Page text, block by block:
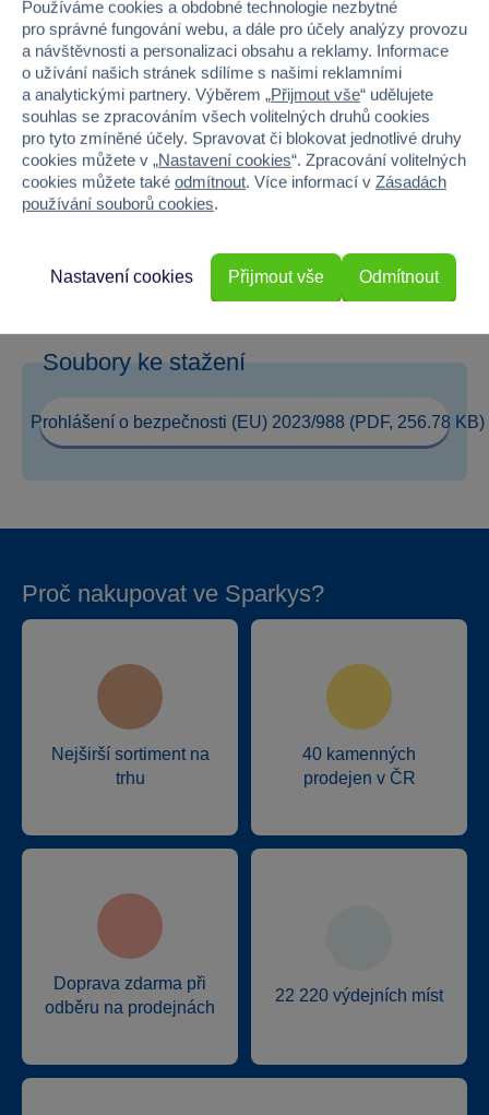
Věk od 3
Pohlaví HOLKA, KLUK
Šířka 6
Výška 12.8
Hmotnost v gramech 0
Soubory ke stažení
Prohlášení o bezpečnosti (EU) 2023/988 (PDF, 256.78 KB)
Proč nakupovat ve Sparkys?
Nejširší sortiment na
trhu
40 kamenných
prodejen v ČR
Doprava zdarma při
odběru na prodejnách
22 220 výdejních míst
Používáme cookies a obdobné technologie nezbytné
pro správné fungování webu, a dále pro účely analýzy provozu
a návštěvnosti a personalizaci obsahu a reklamy. Informace
o užívání našich stránek sdílíme s našimi reklamními
a analytickými partnery. Výběrem „Přijmout vše“ udělujete
souhlas se zpracováním všech volitelných druhů cookies
pro tyto zmíněné účely. Spravovat či blokovat jednotlivé druhy
cookies můžete v „Nastavení cookies“. Zpracování volitelných
cookies můžete také odmítnout. Více informací v Zásadách
používání souborů cookies.
Odmítnout
Nastavení cookies Přijmout vše